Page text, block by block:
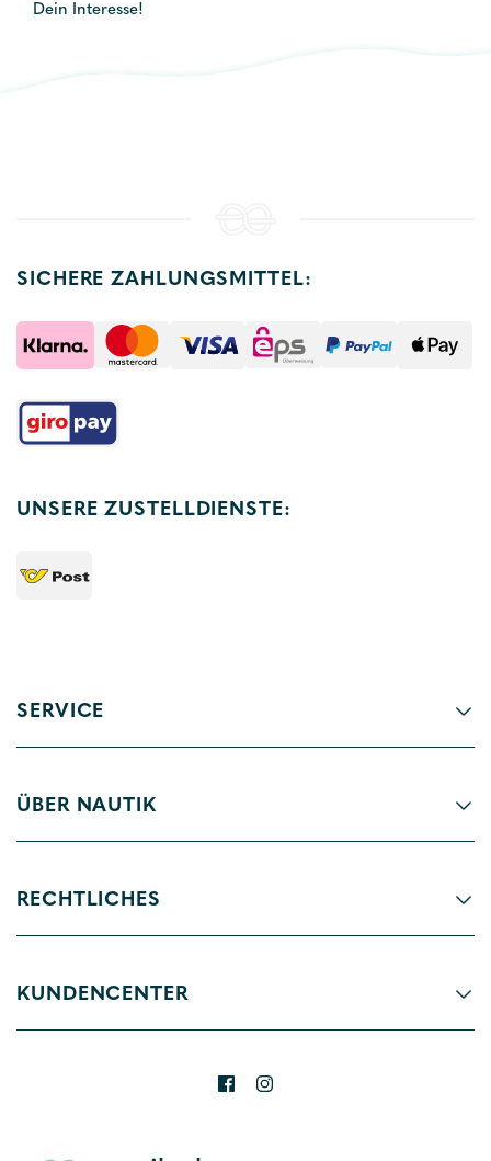
Dein Interesse!
SICHERE ZAHLUNGSMITTEL:
UNSERE ZUSTELLDIENSTE:
SERVICE
ÜBER NAUTIK
RECHTLICHES
KUNDENCENTER